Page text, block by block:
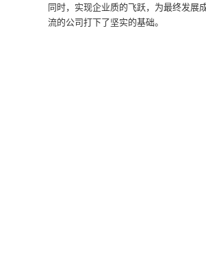
同时，实现企业质的飞跃，为最终发展
流的公司打下了坚实的基础。